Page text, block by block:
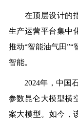
在顶层设计的指
生产运营平台集中
推动“智能油气田”“
智能。
2024年，中国石
参数昆仑大模型横
案大模型。如今，